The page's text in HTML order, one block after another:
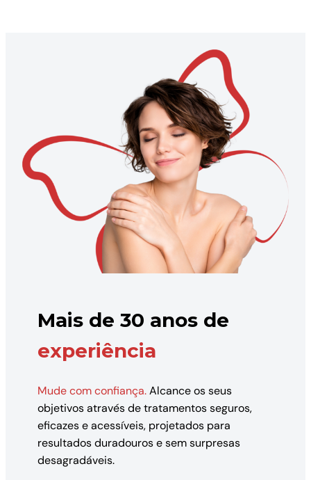
Mais de 30 anos de
experiência
Mude com confiança.Alcance os seus
objetivos através de tratamentos seguros,
eficazes e acessíveis, projetados para
resultados duradouros e sem surpresas
desagradáveis.